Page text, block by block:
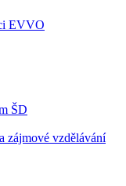
EVVO
ŠD
zájmové vzdělávání